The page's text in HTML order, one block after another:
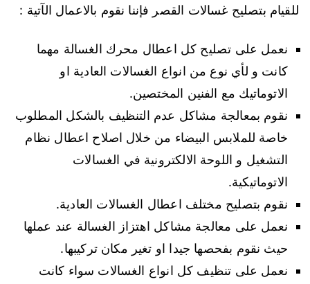
للقيام بتصليح غسالات القصر فإننا نقوم بالاعمال الآتية :
نعمل على تصليح كل اعطال محرك الغسالة مهما
كانت و لأي نوع من انواع الغسالات العادية او
الاتوماتيك مع الفنين المختصين.
نقوم بمعالجة مشاكل عدم التنظيف بالشكل المطلوب
خاصة للملابس البيضاء من خلال اصلاح اعطال نظام
التشغيل و اللوحة الالكترونية في الغسالات
الاتوماتيكية.
نقوم بتصليح مختلف اعطال الغسالات العادية.
نعمل على معالجة مشاكل اهتزاز الغسالة عند عملها
حيث نقوم بفحصها جيدا او تغير مكان تركيبها.
نعمل على تنظيف كل انواع الغسالات سواء كانت